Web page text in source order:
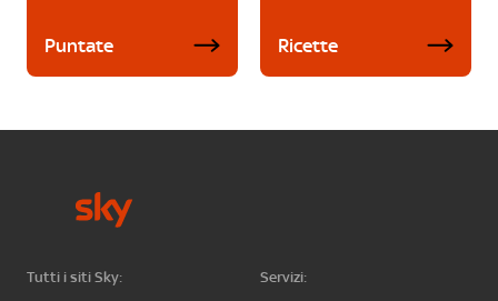
Puntate Ricette
Tutti i siti Sky:
Servizi: